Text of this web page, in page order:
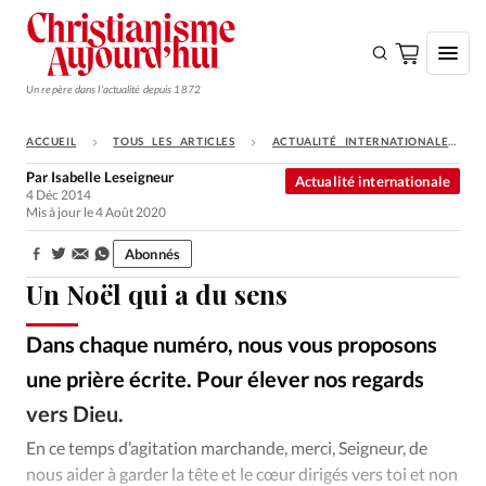
Un repère dans l'actualité depuis 1872
S'ABONNER
Monde
Opinions
Faire un don
Emploi
Se connecter
ACCUEIL TOUS LES ARTICLES ACTUALITÉ INTERNATIONALE
Un Noël qui a du sens
Dans chaque numéro, nous vous proposons
une prière écrite. Pour élever nos regards
vers Dieu.
Actualité internationale
Par Isabelle Leseigneur
4 Déc 2014
Mis à jour le 4 Août 2020
Partager: Abonnés
En ce temps d’agitation marchande, merci, Seigneur, de
nous aider à garder la tête et le cœur dirigés vers toi et non